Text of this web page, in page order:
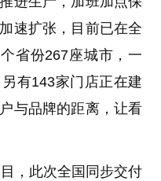
速扩张，目前已在全
省份267座城市，一
有143家门店正在建
与品牌的距离，让看
，此次全国同步交付